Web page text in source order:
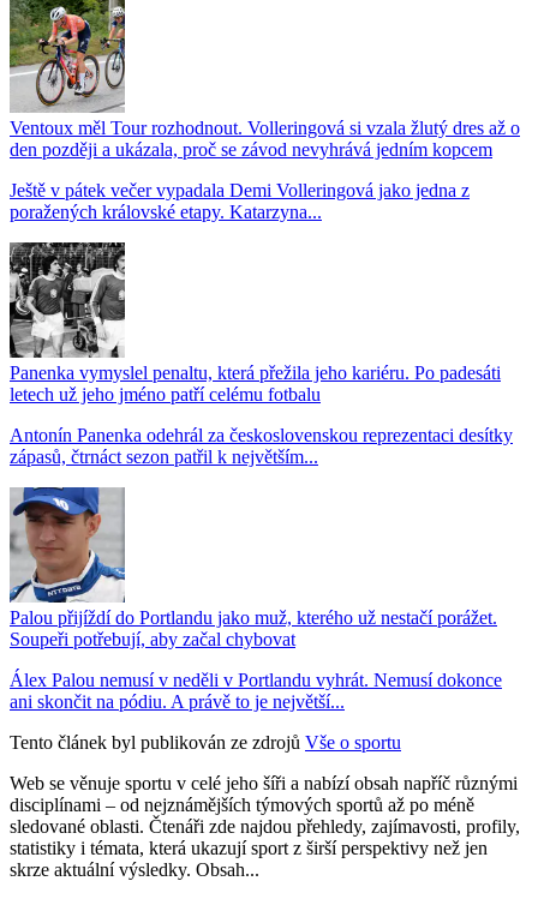
Ventoux měl Tour rozhodnout. Volleringová si vzala žlutý dres až o
den později a ukázala, proč se závod nevyhrává jedním kopcem
Ještě v pátek večer vypadala Demi Volleringová jako jedna z
poražených královské etapy. Katarzyna...
Panenka vymyslel penaltu, která přežila jeho kariéru. Po padesáti
letech už jeho jméno patří celému fotbalu
Antonín Panenka odehrál za československou reprezentaci desítky
zápasů, čtrnáct sezon patřil k největším...
Palou přijíždí do Portlandu jako muž, kterého už nestačí porážet.
Soupeři potřebují, aby začal chybovat
Álex Palou nemusí v neděli v Portlandu vyhrát. Nemusí dokonce
ani skončit na pódiu. A právě to je největší...
Tento článek byl publikován ze zdrojů Vše o sportu
Web se věnuje sportu v celé jeho šíři a nabízí obsah napříč různými
disciplínami – od nejznámějších týmových sportů až po méně
sledované oblasti. Čtenáři zde najdou přehledy, zajímavosti, profily,
statistiky i témata, která ukazují sport z širší perspektivy než jen
skrze aktuální výsledky. Obsah...